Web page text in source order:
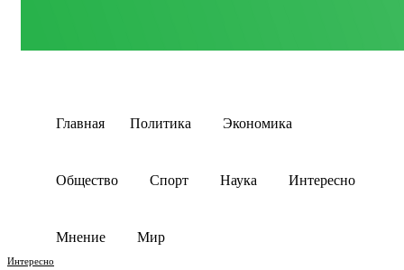
Главная Политика Экономика
Общество Спорт Наука Интересно
Мнение Мир
Интересно